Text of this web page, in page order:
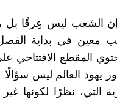
الشعب ليس عِرقًا بل
معين في بداية
المقطع الافتتاحي
يهود العالم ليس
التي، نظرًا لكونها